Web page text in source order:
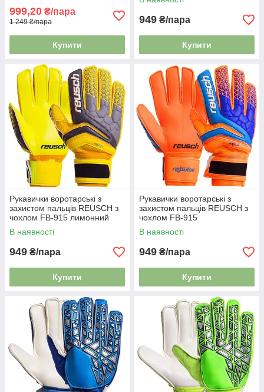
999,20 ₴/пара
1 249 ₴/пара
Купити
949 ₴/пара
Купити
Рукавички воротарські з
захистом пальців REUSCH з
чохлом FB-915 лимонний
В наявності
949 ₴/пара
Купити
Рукавички воротарські з
захистом пальців REUSCH з
чохлом FB-915
помаранчевий
В наявності
949 ₴/пара
Купити